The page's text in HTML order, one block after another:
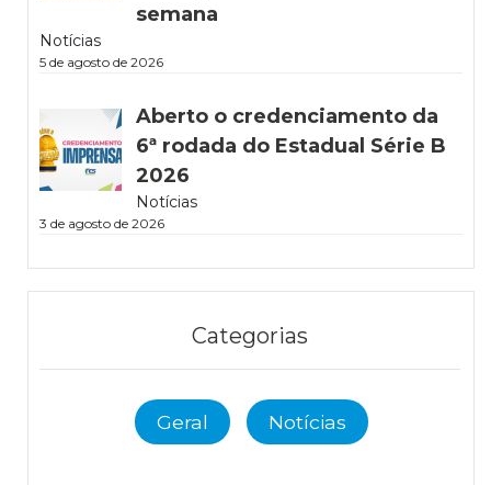
semana
Notícias
5 de agosto de 2026
Aberto o credenciamento da
6ª rodada do Estadual Série B
2026
Notícias
3 de agosto de 2026
Categorias
Geral Notícias